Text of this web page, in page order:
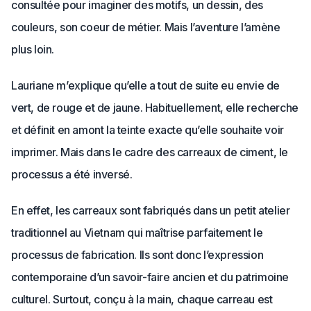
consultée pour imaginer des motifs, un dessin, des
couleurs, son coeur de métier. Mais l’aventure l’amène
plus loin.
Lauriane m’explique qu’elle a tout de suite eu envie de
vert, de rouge et de jaune. Habituellement, elle recherche
et définit en amont la teinte exacte qu’elle souhaite voir
imprimer. Mais dans le cadre des carreaux de ciment, le
processus a été inversé.
En effet, les carreaux sont fabriqués dans un petit atelier
traditionnel au Vietnam qui maîtrise parfaitement le
processus de fabrication. Ils sont donc l’expression
contemporaine d’un savoir-faire ancien et du patrimoine
culturel. Surtout, conçu à la main, chaque carreau est